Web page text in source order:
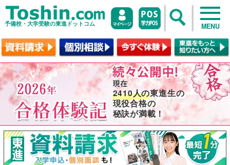
予備校・大学受験の東進ドットコム MENU
2410人の東進生の
現役合格の
秘訣が満載！